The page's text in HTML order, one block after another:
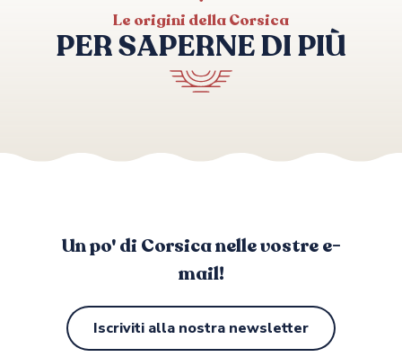
VALINCO CONCIERGERIELe origini della Corsica
PER SAPERNE DI PIÙ
Un po' di Corsica nelle vostre e-
mail!
Iscriviti alla nostra newsletter